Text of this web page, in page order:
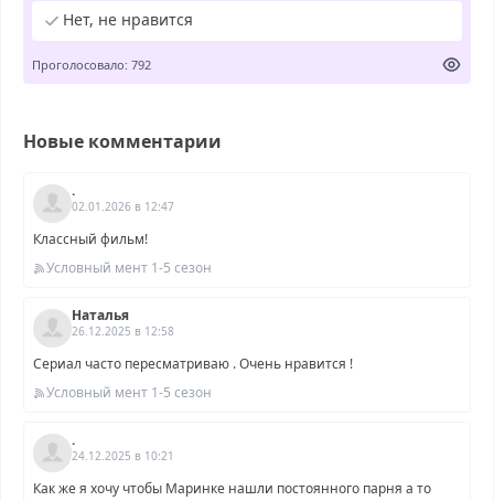
Нет, не нравится
Проголосовало: 792
Новые комментарии
.
02.01.2026 в 12:47
Классный фильм!
Условный мент 1-5 сезон
Наталья
26.12.2025 в 12:58
Сериал часто пересматриваю . Очень нравится !
Условный мент 1-5 сезон
.
24.12.2025 в 10:21
Как же я хочу чтобы Маринке нашли постоянного парня а то